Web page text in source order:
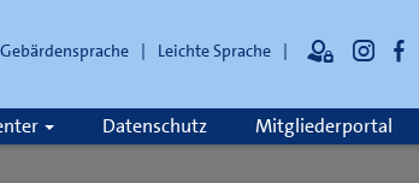
Gebärdensprache Leichte Sprache
Datenschutz Mitgliederportal